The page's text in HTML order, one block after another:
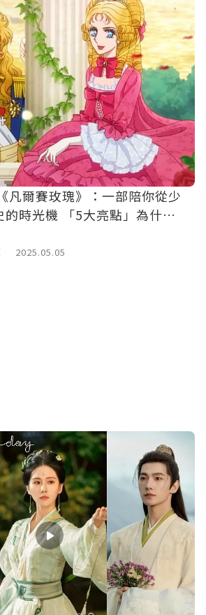
凡爾賽玫瑰》：一部陪你從少
大亮點」為什麼
2025.05.05